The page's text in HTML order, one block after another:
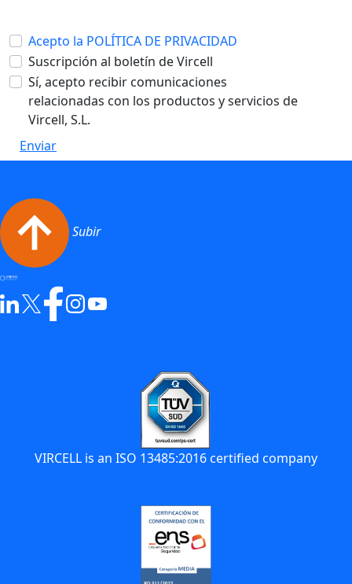
Acepto la POLÍTICA DE PRIVACIDAD
Suscripción al boletín de Vircell
Sí, acepto recibir comunicaciones
relacionadas con los productos y servicios de
Vircell, S.L.
Enviar
Subir
VIRCELL is an ISO 13485:2016 certified company